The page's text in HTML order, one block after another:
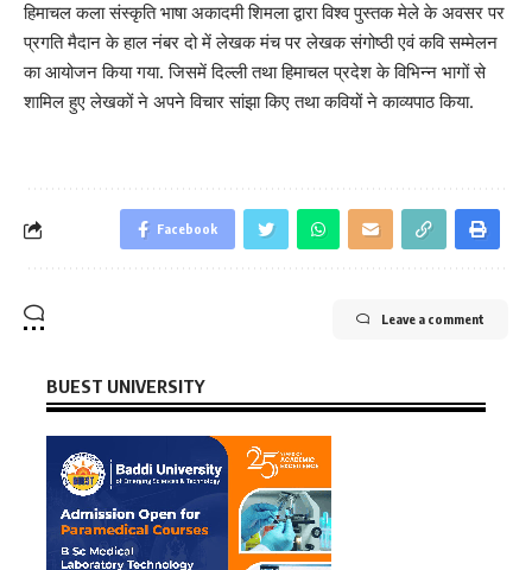
हिमाचल कला संस्कृति भाषा अकादमी शिमला द्वारा विश्व पुस्तक मेले के अवसर पर
प्रगति मैदान के हाल नंबर दो में लेखक मंच पर लेखक संगोष्ठी एवं कवि सम्मेलन
का आयोजन किया गया. जिसमें दिल्ली तथा हिमाचल प्रदेश के विभिन्न भागों से
शामिल हुए लेखकों ने अपने विचार सांझा किए तथा कवियों ने काव्यपाठ किया.
Facebook
Leave a comment
BUEST UNIVERSITY